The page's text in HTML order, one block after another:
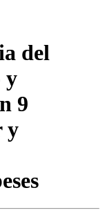
del
y
9
y